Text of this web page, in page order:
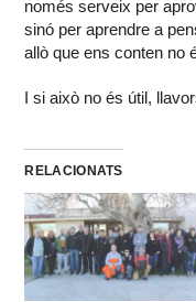
només serveix per
sinó per aprendre a
allò que ens conten no
I si això no és útil,
RELACIONATS